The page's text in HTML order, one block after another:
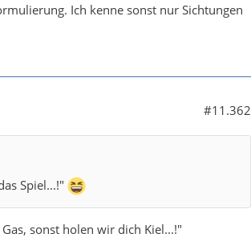
Ich kenne sonst nur Sichtungen
#11.362
Spiel...!"
sonst holen wir dich Kiel...!"